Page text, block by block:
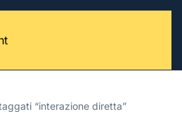
“interazione diretta”